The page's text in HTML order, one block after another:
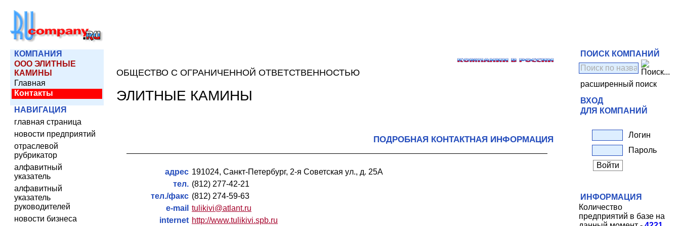
КОМПАНИЯ
ООО ЭЛИТНЫЕ
КАМИНЫ
Главная
Контакты
НАВИГАЦИЯ
главная страница
новости предприятий
отраслевой
рубрикатор
алфавитный
указатель
алфавитный
указатель
руководителей
новости бизнеса
ОБЩЕСТВО С ОГРАНИЧЕННОЙ ОТВЕТСТВЕННОСТЬЮ
ЭЛИТНЫЕ КАМИНЫ
ПОДРОБНАЯ КОНТАКТНАЯ ИНФОРМАЦИЯ
адрес 191024, Санкт-Петербург, 2-я Советская ул., д. 25А
тел. (812) 277-42-21
тел./факс (812) 274-59-63
e-mail tulikivi@atlant.ru
internet http://www.tulikivi.spb.ru
ПОИСК КОМПАНИЙ
расширенный поиск
ВХОД
ДЛЯ КОМПАНИЙ
Логин
Пароль
ИНФОРМАЦИЯ
Количество
предприятий в базе на